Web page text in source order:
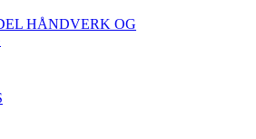
HÅNDVERK OG